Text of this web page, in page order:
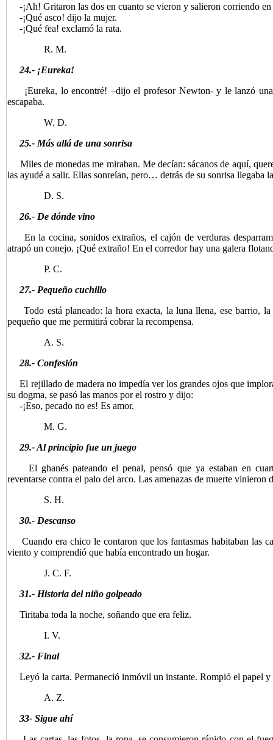
-¡Ah! Gritaron las dos en cuanto se vieron y salieron corriendo
-¡Qué asco! dijo la mujer.
-¡Qué fea! exclamó la rata.
R. M.
24.- ¡Eureka!
¡Eureka, lo encontré! –dijo el profesor Newton- y le lanzó una
escapaba.
W. D.
25.- Más allá de una sonrisa
Miles de monedas me miraban. Me decían: sácanos de aquí,
las ayudé a salir. Ellas sonreían, pero… detrás de su sonrisa llegaba
D. S.
26.- De dónde vino
En la cocina, sonidos extraños, el cajón de verduras
atrapó un conejo. ¡Qué extraño! En el corredor hay una galera
P. C.
27.- Pequeño cuchillo
Todo está planeado: la hora exacta, la luna llena, ese barrio,
pequeño que me permitirá cobrar la recompensa.
A. S.
28.- Confesión
El rejillado de madera no impedía ver los grandes ojos que
su dogma, se pasó las manos por el rostro y dijo:
-¡Eso, pecado no es! Es amor.
M. G.
29.- Al principio fue un juego
El ghanés pateando el penal, pensó que ya estaban en
reventarse contra el palo del arco. Las amenazas de muerte vinieron
S. H.
30.- Descanso
Cuando era chico le contaron que los fantasmas habitaban las
viento y comprendió que había encontrado un hogar.
J. C. F.
31.- Historia del niño golpeado
Tiritaba toda la noche, soñando que era feliz.
I. V.
32.- Final
Leyó la carta. Permaneció inmóvil un instante. Rompió el papel y
A. Z.
33- Sigue ahí